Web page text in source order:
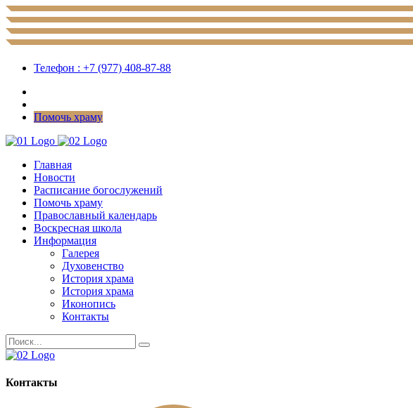
Телефон : +7 (977) 408-87-88
Помочь храму
Главная
Новости
Расписание богослужений
Помочь храму
Православный календарь
Воскресная школа
Информация
Галерея
Духовенство
История храма
История храма
Иконопись
Контакты
Контакты